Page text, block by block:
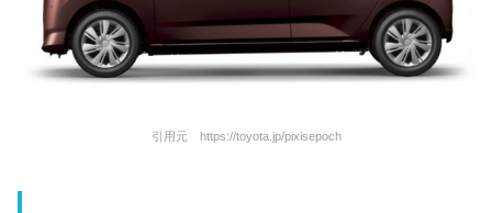
引用元 https://toyota.jp/pixisepoch